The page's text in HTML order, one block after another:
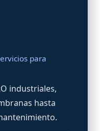
para
industriales,
hasta